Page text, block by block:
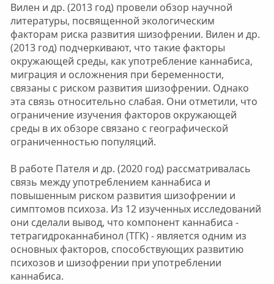
Вилен и др. (2013 год) провели обзор научной
литературы, посвященной экологическим
факторам риска развития шизофрении. Вилен и др.
(2013 год) подчеркивают, что такие факторы
окружающей среды, как употребление каннабиса,
миграция и осложнения при беременности,
связаны с риском развития шизофрении. Однако
эта связь относительно слабая. Они отметили, что
ограничение изучения факторов окружающей
среды в их обзоре связано с географической
ограниченностью популяций.
В работе Пателя и др. (2020 год) рассматривалась
связь между употреблением каннабиса и
повышенным риском развития шизофрении и
симптомов психоза. Из 12 изученных исследований
они сделали вывод, что компонент каннабиса -
тетрагидроканнабинол (ТГК) - является одним из
основных факторов, способствующих развитию
психозов и шизофрении при употреблении
каннабиса.